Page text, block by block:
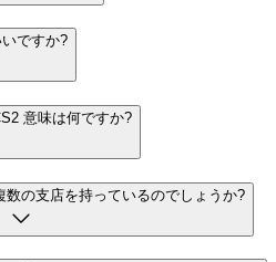
ですか?
意味は何ですか?
の支店を持っているのでしょうか?